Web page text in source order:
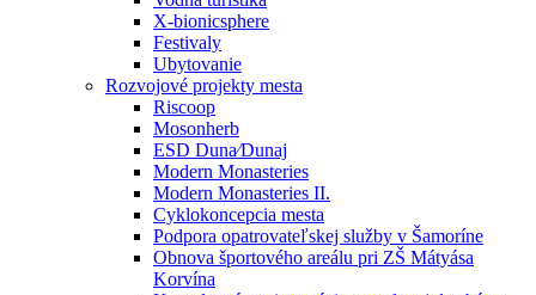
X-bionicsphere
Festivaly
Ubytovanie
Rozvojové projekty mesta
Riscoop
Mosonherb
ESD Duna⁄Dunaj
Modern Monasteries
Modern Monasteries II.
Cyklokoncepcia mesta
Podpora opatrovateľskej služby v Šamoríne
Obnova športového areálu pri ZŠ Mátyása
Korvína